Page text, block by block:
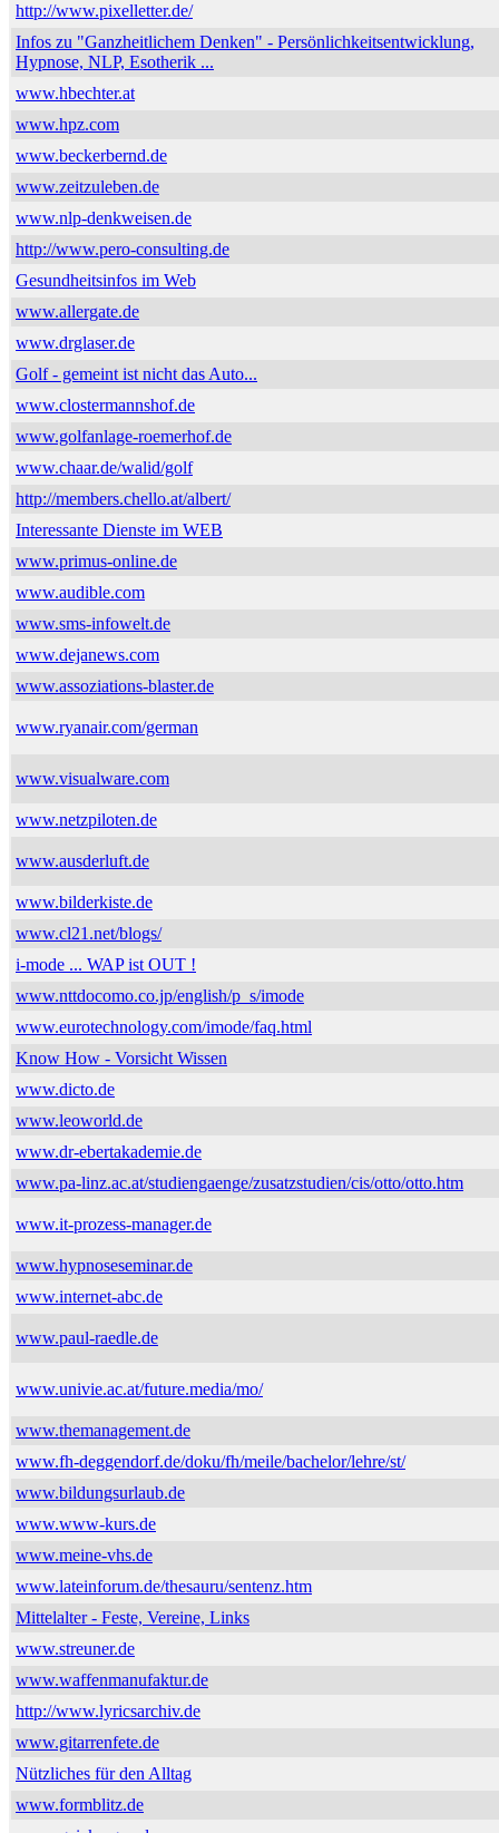
http://www.pixelletter.de/
Infos zu "Ganzheitlichem Denken" - Persönlichkeitsentwicklung,
Hypnose, NLP, Esotherik ...
www.hbechter.at
www.hpz.com
www.beckerbernd.de
www.zeitzuleben.de
www.nlp-denkweisen.de
http://www.pero-consulting.de
Gesundheitsinfos im Web
www.allergate.de
www.drglaser.de
Golf - gemeint ist nicht das Auto...
www.clostermannshof.de
www.golfanlage-roemerhof.de
www.chaar.de/walid/golf
http://members.chello.at/albert/
Interessante Dienste im WEB
www.primus-online.de
www.audible.com
www.sms-infowelt.de
www.dejanews.com
www.assoziations-blaster.de
www.ryanair.com/german
www.visualware.com
www.netzpiloten.de
www.ausderluft.de
www.bilderkiste.de
www.cl21.net/blogs/
i-mode ... WAP ist OUT !
www.nttdocomo.co.jp/english/p_s/imode
www.eurotechnology.com/imode/faq.html
Know How - Vorsicht Wissen
www.dicto.de
www.leoworld.de
www.dr-ebertakademie.de
www.pa-linz.ac.at/studiengaenge/zusatzstudien/cis/otto/otto.htm
www.it-prozess-manager.de
www.hypnoseseminar.de
www.internet-abc.de
www.paul-raedle.de
www.univie.ac.at/future.media/mo/
www.themanagement.de
www.fh-deggendorf.de/doku/fh/meile/bachelor/lehre/st/
www.bildungsurlaub.de
www.www-kurs.de
www.meine-vhs.de
www.lateinforum.de/thesauru/sentenz.htm
Mittelalter - Feste, Vereine, Links
www.streuner.de
www.waffenmanufaktur.de
http://www.lyricsarchiv.de
www.gitarrenfete.de
Nützliches für den Alltag
www.formblitz.de